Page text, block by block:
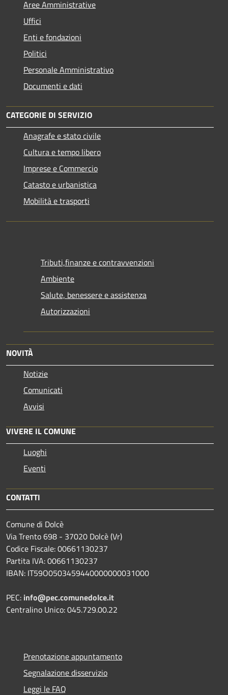
Aree Amministrative
Uffici
Enti e fondazioni
Politici
Personale Amministrativo
Documenti e dati
CATEGORIE DI SERVIZIO
Anagrafe e stato civile
Cultura e tempo libero
Imprese e Commercio
Catasto e urbanistica
Mobilità e trasporti
Tributi,finanze e contravvenzioni
Ambiente
Salute, benessere e assistenza
Autorizzazioni
NOVITÀ
Notizie
Comunicati
Avvisi
VIVERE IL COMUNE
Luoghi
Eventi
CONTATTI
Comune di Dolcè
Via Trento 698 - 37020 Dolcè (Vr)
Codice Fiscale: 00661130237
Partita IVA: 00661130237
IBAN: IT59O0503459440000000031000
PEC: info@pec.comunedolce.it
Centralino Unico: 045.729.00.22
Prenotazione appuntamento
Segnalazione disservizio
Leggi le FAQ